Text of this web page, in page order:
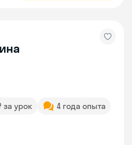
за урок 4 года опыта